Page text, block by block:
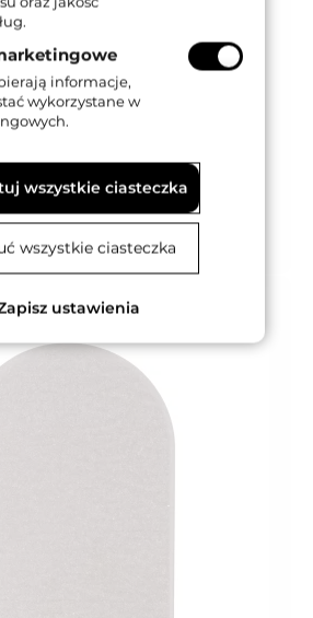
DO INVISACTA 300, 303,
5 tygodni
23%)
informacje,
wykorzystane w
wszystkie ciasteczka
wszystkie ciasteczka
ustawienia